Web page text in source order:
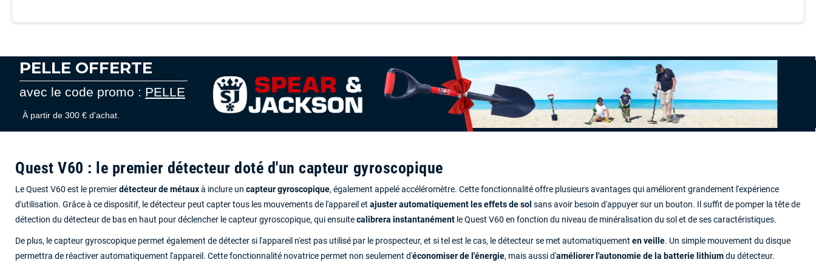
PELLE OFFERTE
avec le code promo : PELLE
À partir de 300 € d'achat.
Quest V60 : le premier détecteur doté d'un capteur gyroscopique
Le Quest V60 est le premierdétecteur de métauxà inclure un capteur gyroscopique, également appelé accéléromètre. Cette fonctionnalité offre plusieurs avantages qui améliorent grandement l'expérience
d'utilisation. Grâce à ce dispositif, le détecteur peut capter tous les mouvements de l'appareil et ajuster automatiquement les effets de sol sans avoir besoin d'appuyer sur un bouton. Il suffit de pomper la tête de
détection du détecteur de bas en haut pour déclencher le capteur gyroscopique, qui ensuitecalibrera instantanément le Quest V60 en fonction du niveau de minéralisation du sol et de ses caractéristiques.
De plus, le capteur gyroscopique permet également de détecter si l'appareil n'est pas utilisé par le prospecteur, et si tel est le cas, le détecteur se met automatiquement en veille. Un simple mouvement du disque
permettra de réactiver automatiquement l'appareil. Cette fonctionnalité novatrice permet non seulement d'économiser de l'énergie, mais aussi d'améliorer l'autonomie de la batterie lithiumdu détecteur.